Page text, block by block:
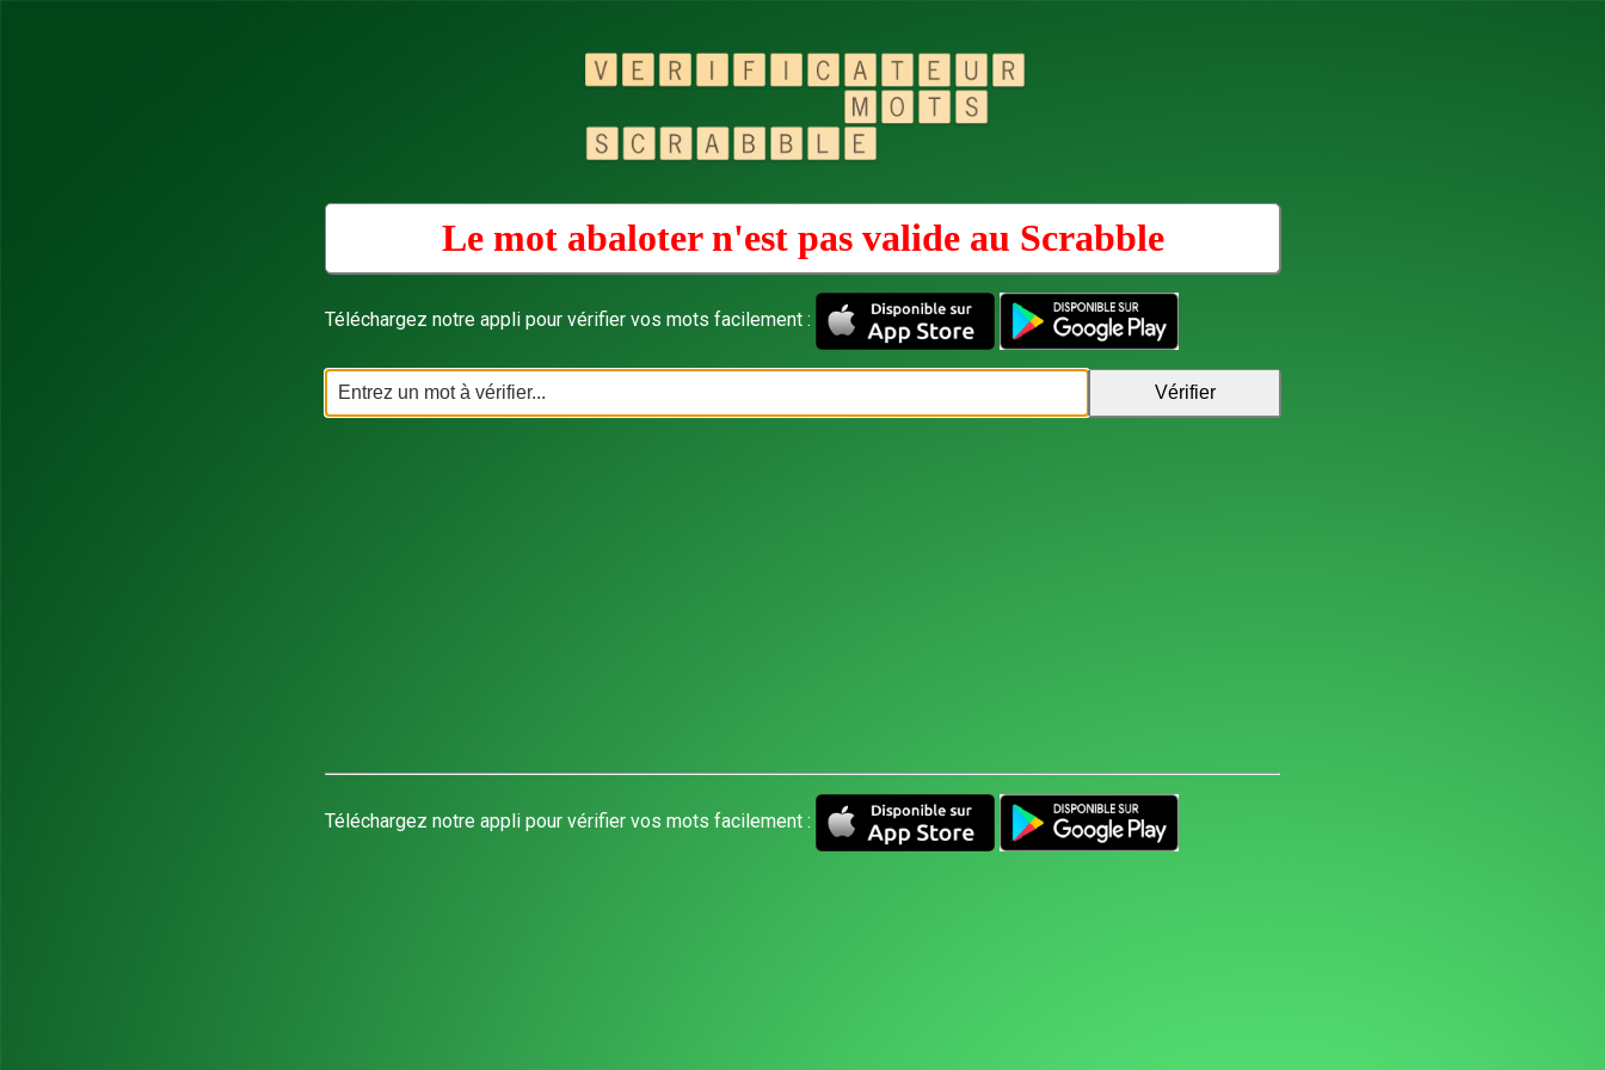
Le mot abaloter n'est pas valide au Scrabble
Téléchargez notre appli pour vérifier vos mots facilement :
Téléchargez notre appli pour vérifier vos mots facilement :